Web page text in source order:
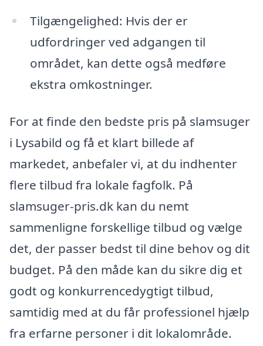
Tilgængelighed: Hvis der er
udfordringer ved adgangen til
området, kan dette også medføre
ekstra omkostninger.
For at finde den bedste pris på slamsuger
i Lysabild og få et klart billede af
markedet, anbefaler vi, at du indhenter
flere tilbud fra lokale fagfolk. På
slamsuger-pris.dk kan du nemt
sammenligne forskellige tilbud og vælge
det, der passer bedst til dine behov og dit
budget. På den måde kan du sikre dig et
godt og konkurrencedygtigt tilbud,
samtidig med at du får professionel hjælp
fra erfarne personer i dit lokalområde.